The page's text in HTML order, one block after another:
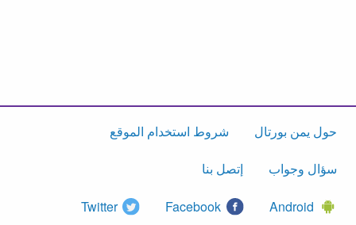
حول يمن بورتال شروط استخدام الموقع
سؤال وجواب إتصل بنا
Android
Facebook
Twitter